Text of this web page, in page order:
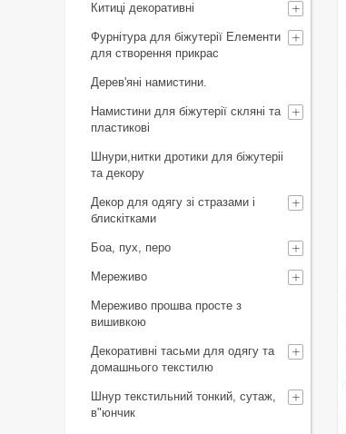
Китиці декоративні
Фурнітура для біжутерії Елементи
для створення прикрас
Дерев'яні намистини.
Намистини для біжутерії скляні та
пластикові
Шнури,нитки дротики для біжутеріі
та декору
Декор для одягу зі стразами і
блискітками
Боа, пух, перо
Мереживо
Мереживо прошва просте з
вишивкою
Декоративні тасьми для одягу та
домашнього текстилю
Шнур текстильний тонкий, сутаж,
в"юнчик